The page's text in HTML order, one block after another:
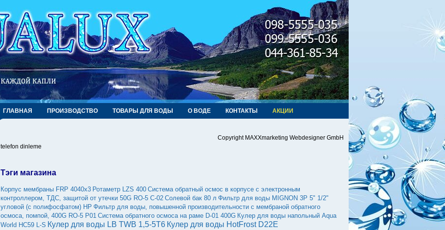
ГЛАВНАЯ ПРОИЗВОДСТВО ТОВАРЫ ДЛЯ ВОДЫ О ВОДЕ КОНТАКТЫ АКЦИИ
Copyright MAXXmarketing Webdesigner GmbH
telefon dinleme
Тэги магазина
Корпус мембраны FRP 4040х3 Ротаметр LZS 400 Система обратный осмос в корпусе с электронным
контроллером, ТДС, защитой от утечки 50G RO-5 С-02 Солевой бак 80 л Фильтр для воды MIGNON 3P 5" 1/2"
угловой (с полифосфатом) НP Фильтр для воды, повышенной производительности с мембраной обратного
осмоса, помпой, 400G RO-5 P01 Система обратного осмоса на раме D-01 400G Кулер для воды напольный Aqua
World HC59 L-S Кулер для воды LB TWB 1,5-5Т6 Кулер для воды HotFrost D22E